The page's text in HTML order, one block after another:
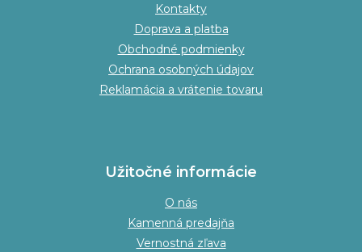
Kontakty
Doprava a platba
Obchodné podmienky
Ochrana osobných údajov
Reklamácia a vrátenie tovaru
Užitočné informácie
O nás
Kamenná predajňa
Vernostná zľava